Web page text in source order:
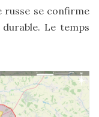
russe se confirme
durable. Le temps